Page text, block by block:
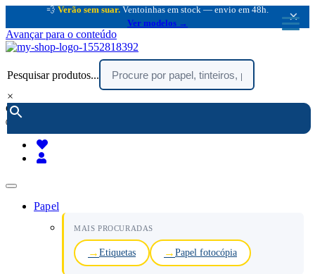
💨 Verão sem suar. Ventoinhas em stock — envio em 48h.
Ver modelos →
×
Avançar para o conteúdo
Pesquisar produtos...
×
encomendar por telefone :
(chamada rede fixa nacional)
Papel
MAIS PROCURADAS
Etiquetas Papel fotocópia